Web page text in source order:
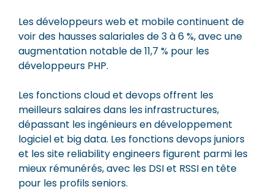
Les développeurs web et mobile continuent de
voir des hausses salariales de 3 à 6 %, avec une
augmentation notable de 11,7 % pour les
développeurs PHP.
Les fonctions cloud et devops offrent les
meilleurs salaires dans les infrastructures,
dépassant les ingénieurs en développement
logiciel et big data. Les fonctions devops juniors
et les site reliability engineers figurent parmi les
mieux rémunérés, avec les DSI et RSSI en tête
pour les profils seniors.